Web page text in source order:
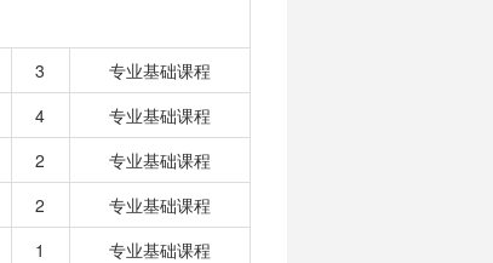
3
专业基础课程
4
专业基础课程
2
专业基础课程
2
专业基础课程
1
专业基础课程